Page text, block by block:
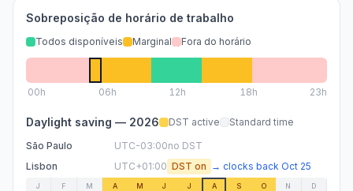
Sobreposição de horário de trabalho
Todos disponíveis Marginal Fora do horário
00h 06h 12h 18h 23h
Daylight saving — 2026 DST active
Standard time
São Paulo
UTC-03:00no DST
Lisbon
UTC+01:00 DST on → clocks back Oct 25
J F M A M J J A S O N D